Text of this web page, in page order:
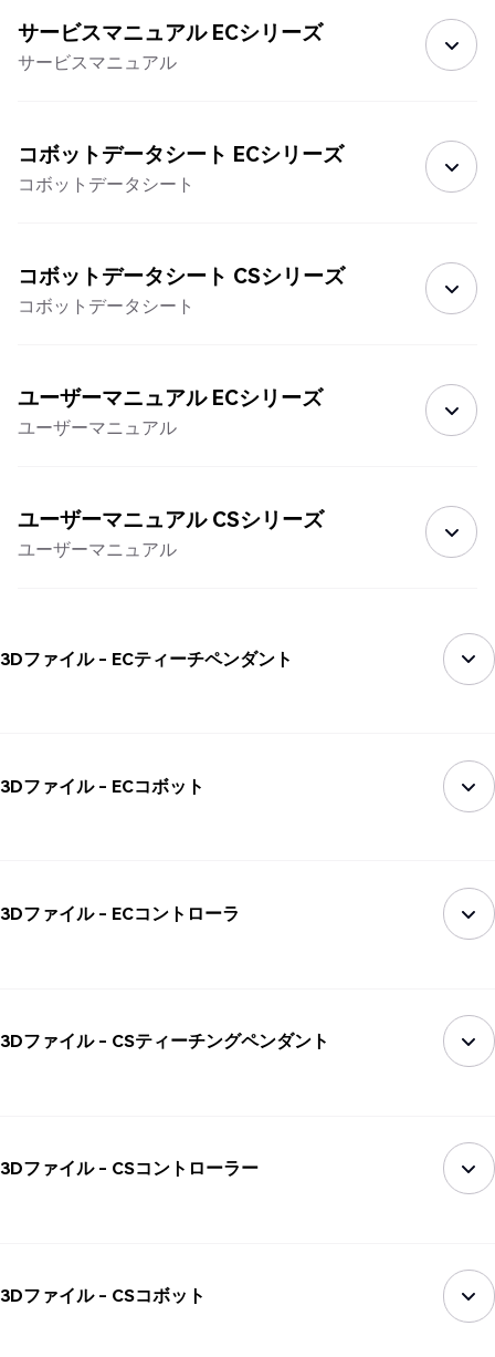
サービスマニュアル ECシリーズ
サービスマニュアル
コボットデータシート ECシリーズ
コボットデータシート
コボットデータシート CSシリーズ
コボットデータシート
ユーザーマニュアル ECシリーズ
ユーザーマニュアル
ユーザーマニュアル CSシリーズ
ユーザーマニュアル
3Dファイル - ECティーチペンダント
3Dファイル - ECコボット
3Dファイル - ECコントローラ
3Dファイル - CSティーチングペンダント
3Dファイル - CSコントローラー
3Dファイル - CSコボット